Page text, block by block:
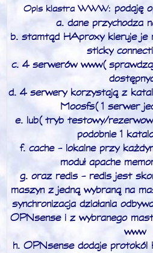
Opis klastra WWW: podaję
a. dane przychodza
b. stamtąd HAproxy kieruje je
sticky
c. 4 serwerów www
d. 4 serwery korzystają z
Moosfs (1 serwer
e. lub (tryb testowy/
podobnie 1
f. cache - lokalne przy
moduł apache
g. oraz redis - redis jest
maszyn z jedną wybraną na
synchronizacja działania
OPNsense i z wybranego
www
h. OPNsense dodaje